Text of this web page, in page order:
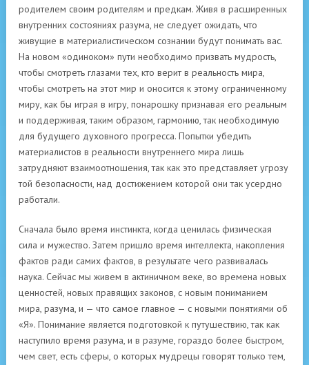
родителем своим родителям и предкам. Живя в расширенных
внутренних состояниях разума, не следует ожидать, что
живущие в материалистическом сознании будут понимать вас.
На новом «одиноком» пути необходимо призвать мудрость,
чтобы смотреть глазами тех, кто верит в реальность мира,
чтобы смотреть на этот мир и оносится к этому ограниченному
миру, как бы играя в игру, понарошку признавая его реальным
и поддерживая, таким образом, гармонию, так необходимую
для будущего духовного прогресса. Попытки убедить
материалистов в реальности внутреннего мира лишь
затрудняют взаимоотношения, так как это представляет угрозу
той безопасности, над достижением которой они так усердно
работали.
Сначала было время инстинкта, когда ценилась физическая
сила и мужество. Затем пришло время интеллекта, накопления
фактов ради самих фактов, в результате чего развивалась
наука. Сейчас мы живем в актиничном веке, во времена новых
ценностей, новых правящих законов, с новым пониманием
мира, разума, и — что самое главное — с новыми понятиями об
«Я». Понимание является подготовкой к путушествию, так как
наступило время разума, и в разуме, гораздо более быстром,
чем свет, есть сферы, о которых мудрецы говорят только тем,